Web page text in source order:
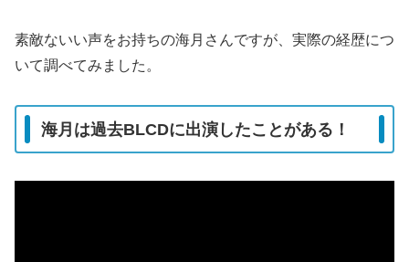
素敵ないい声をお持ちの海月さんですが、実際の経歴につ
いて調べてみました。
海月は過去BLCDに出演したことがある！